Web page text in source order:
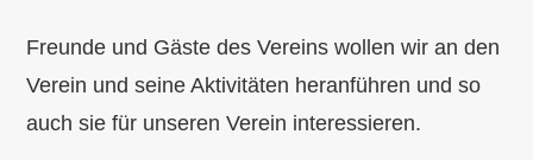
Freunde und Gäste des Vereins wollen wir an den
Verein und seine Aktivitäten heranführen und so
auch sie für unseren Verein interessieren.